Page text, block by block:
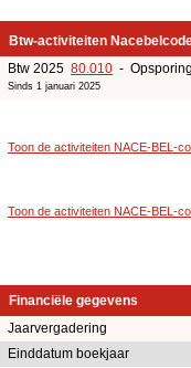
Btw-activiteiten
Btw 2025 80.010 -
Sinds 1 januari 2025
Toon de activiteiten NACE-BEL-
Toon de activiteiten NACE-BEL-
Financiële gegevens
Jaarvergadering
Einddatum boekjaar